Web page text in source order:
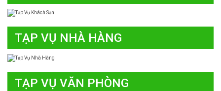
TẠP VỤ NHÀ HÀNG
TẠP VỤ VĂN PHÒNG